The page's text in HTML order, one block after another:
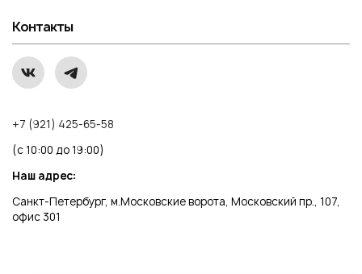
Контакты
+7 (921) 425-65-58
(с 10:00 до 19:00)
Наш адрес:
Санкт-Петербург, м.Московские ворота, Московский пр., 107,
офис 301